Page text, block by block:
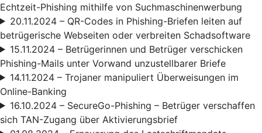
Echtzeit-Phishing mithilfe von Suchmaschinenwerbung
20.11.2024 – QR-Codes in Phishing-Briefen leiten auf
betrügerische Webseiten oder verbreiten Schadsoftware
15.11.2024 – Betrügerinnen und Betrüger verschicken
Phishing-Mails unter Vorwand unzustellbarer Briefe
14.11.2024 – Trojaner manipuliert Überweisungen im
Online-Banking
16.10.2024 – SecureGo-Phishing – Betrüger verschaffen
sich TAN-Zugang über Aktivierungsbrief